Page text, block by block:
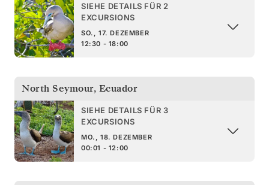
SIEHE DETAILS FÜR 2
EXCURSIONS
SO., 17. DEZEMBER
12:30 - 18:00
North Seymour, Ecuador
SIEHE DETAILS FÜR 3
EXCURSIONS
MO., 18. DEZEMBER
00:01 - 12:00